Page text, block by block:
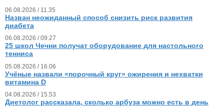
06.08.2026 / 11.35
Назван неожиданный способ снизить риск развития
диабета
06.08.2026 / 09.27
25 школ Чечни получат оборудование для настольного
тенниса
05.08.2026 / 16.06
Учёные назвали «порочный круг» ожирения и нехватки
витамина D
04.08.2026 / 15.53
Диетолог рассказала, сколько арбуза можно есть в день